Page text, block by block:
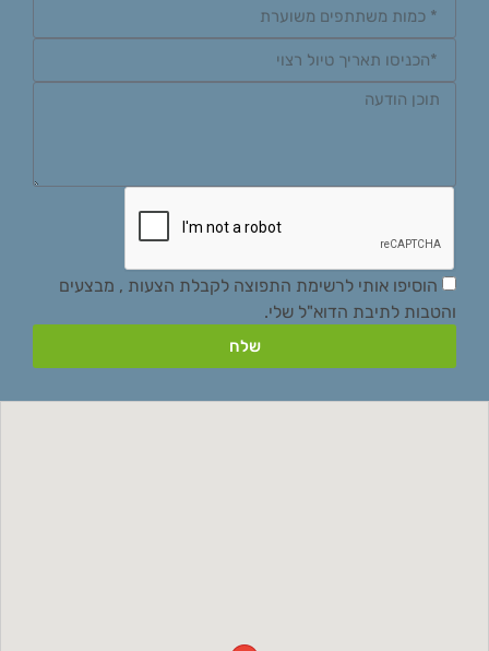
הוסיפו אותי לרשימת התפוצה לקבלת הצעות , מבצעים
והטבות לתיבת הדוא"ל שלי.
שלח